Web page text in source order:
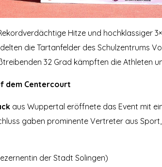
Hitze und hochklassiger
die Tartanfelder des Schulzentrums
32 Grad kämpften die Athleten
dem Centercourt
aus Wuppertal eröffnete das Event mit
gaben prominente Vertreter aus
der Stadt Solingen)